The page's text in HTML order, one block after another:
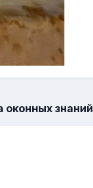
оконных знаний